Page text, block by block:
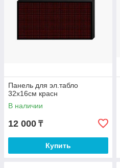
Панель для эл.табло
32х16см красн
В наличии
12 000 ₸
Купить